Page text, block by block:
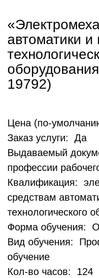
автоматики
19792)
Цена (по-
Заказ услуги: Да
Выдаваемый
профессии
Квалификация:
средствам
технологического
Форма обучения:
Вид обучения:
обучение
Кол-во часов: 124